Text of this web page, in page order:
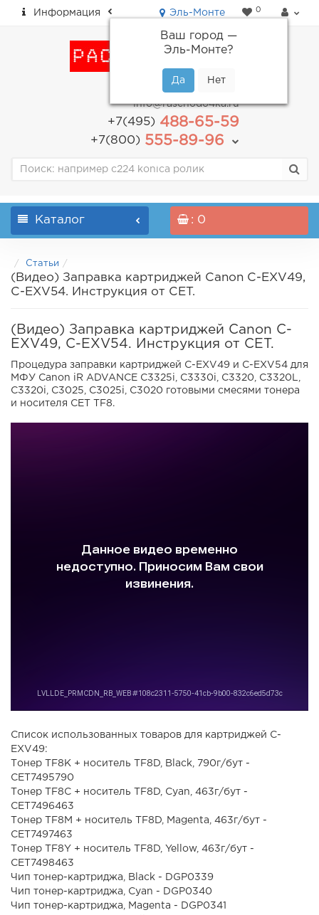
Информация Эль-Монте
Ваш город —
Эль-Монте?
0
пн-пт: с 9.00 до 18.00
info@raschodo4ka.ru
+7(495)488-65-59
+7(800)555-89-96
Каталог : 0
Статьи
(Видео) Заправка картриджей Canon C-EXV49,
C-EXV54. Инструкция от CET.
(Видео) Заправка картриджей Canon C-
EXV49, C-EXV54. Инструкция от CET.
Процедура заправки картриджей C-EXV49 и C-EXV54 для
МФУ Canon iR ADVANCE C3325i, C3330i, C3320, C3320L,
C3320i, C3025, C3025i, C3020 готовыми смесями тонера
и носителя CET TF8.
Список использованных товаров для картриджей C-
EXV49:
Тонер TF8K + носитель TF8D, Black, 790г/бут -
CET7495790
Тонер TF8C + носитель TF8D, Cyan, 463г/бут -
CET7496463
Тонер TF8M + носитель TF8D, Magenta, 463г/бут -
CET7497463
Тонер TF8Y + носитель TF8D, Yellow, 463г/бут -
CET7498463
Чип тонер-картриджа, Black - DGP0339
Чип тонер-картриджа, Cyan - DGP0340
Чип тонер-картриджа, Magenta - DGP0341